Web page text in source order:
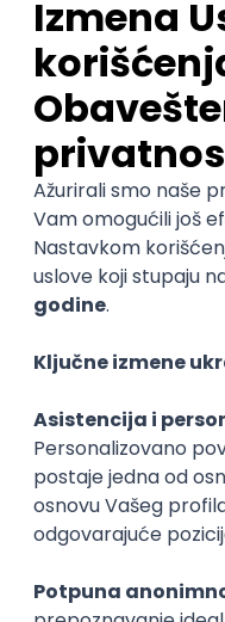
Game Developer
Tria d.o.o.
Beograd | Hibrid
12.08.2026.
JavaScript HTML5
Unity
Intermediate
POSLOVI NA MAIL
SENIORITET
Najnoviji
inboxu
KONKURIŠI MEĐU